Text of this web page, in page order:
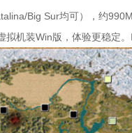
Big Sur均可），约
机装Win版，体验更稳定